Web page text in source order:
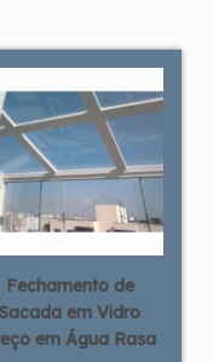
Fechamento de
Sacada em Vidro
em Água Rasa